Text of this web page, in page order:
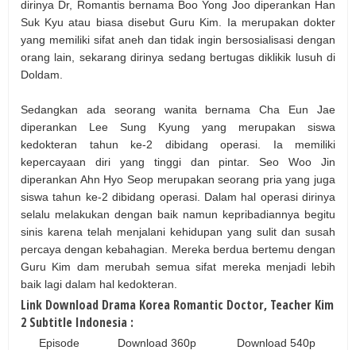
dirinya Dr, Romantis bernama Boo Yong Joo diperankan Han
Suk Kyu atau biasa disebut Guru Kim. Ia merupakan dokter
yang memiliki sifat aneh dan tidak ingin bersosialisasi dengan
orang lain, sekarang dirinya sedang bertugas diklikik lusuh di
Doldam.
Sedangkan ada seorang wanita bernama Cha Eun Jae
diperankan Lee Sung Kyung yang merupakan siswa
kedokteran tahun ke-2 dibidang operasi. Ia memiliki
kepercayaan diri yang tinggi dan pintar. Seo Woo Jin
diperankan Ahn Hyo Seop merupakan seorang pria yang juga
siswa tahun ke-2 dibidang operasi. Dalam hal operasi dirinya
selalu melakukan dengan baik namun kepribadiannya begitu
sinis karena telah menjalani kehidupan yang sulit dan susah
percaya dengan kebahagian. Mereka berdua bertemu dengan
Guru Kim dam merubah semua sifat mereka menjadi lebih
baik lagi dalam hal kedokteran.
Link Download Drama Korea Romantic Doctor, Teacher Kim
2 Subtitle Indonesia :
Episode Download 360p
Download 540p